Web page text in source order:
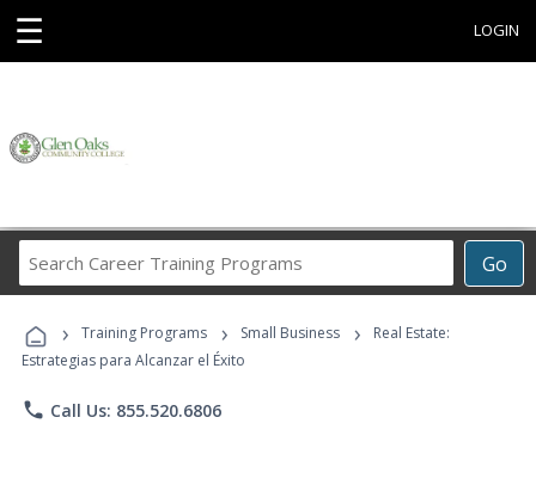
☰ LOGIN
Go
Career
Programs
› Training Programs › Small Business ›
Real Estate:
Estrategias para Alcanzar el Éxito
phone Call Us: 855.520.6806